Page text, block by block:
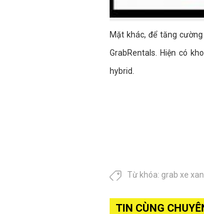
Mặt khác, để tăng
GrabRentals. Hiện có
hybrid.
Từ khóa: grab xe
TIN CÙNG